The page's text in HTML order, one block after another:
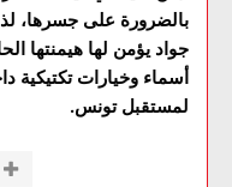
بالضرورة على جسرها،
جواد يؤمن لها هيمنتها
أسماء وخيارات تكتيكية
لمستقبل تونس.